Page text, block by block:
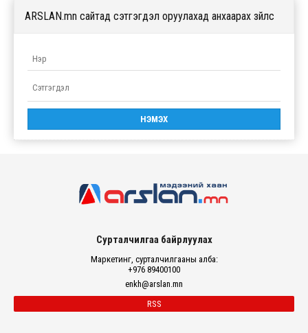
ARSLAN.mn сайтад сэтгэгдэл оруулахад анхаарах зүйлс
Сурталчилгаа байрлуулах
Маркетинг, сурталчилгааны алба:
+976 89400100
enkh@arslan.mn
RSS